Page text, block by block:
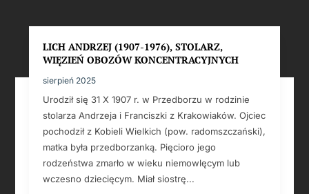
LICH ANDRZEJ (1907-1976), STOLARZ,
WIĘZIEŃ OBOZÓW KONCENTRACYJNYCH
sierpień 2025
Urodził się 31 X 1907 r. w Przedborzu w rodzinie
stolarza Andrzeja i Franciszki z Krakowiaków. Ojciec
pochodził z Kobieli Wielkich (pow. radomszczański),
matka była przedborzanką. Pięcioro jego
rodzeństwa zmarło w wieku niemowlęcym lub
wczesno dziecięcym. Miał siostrę...